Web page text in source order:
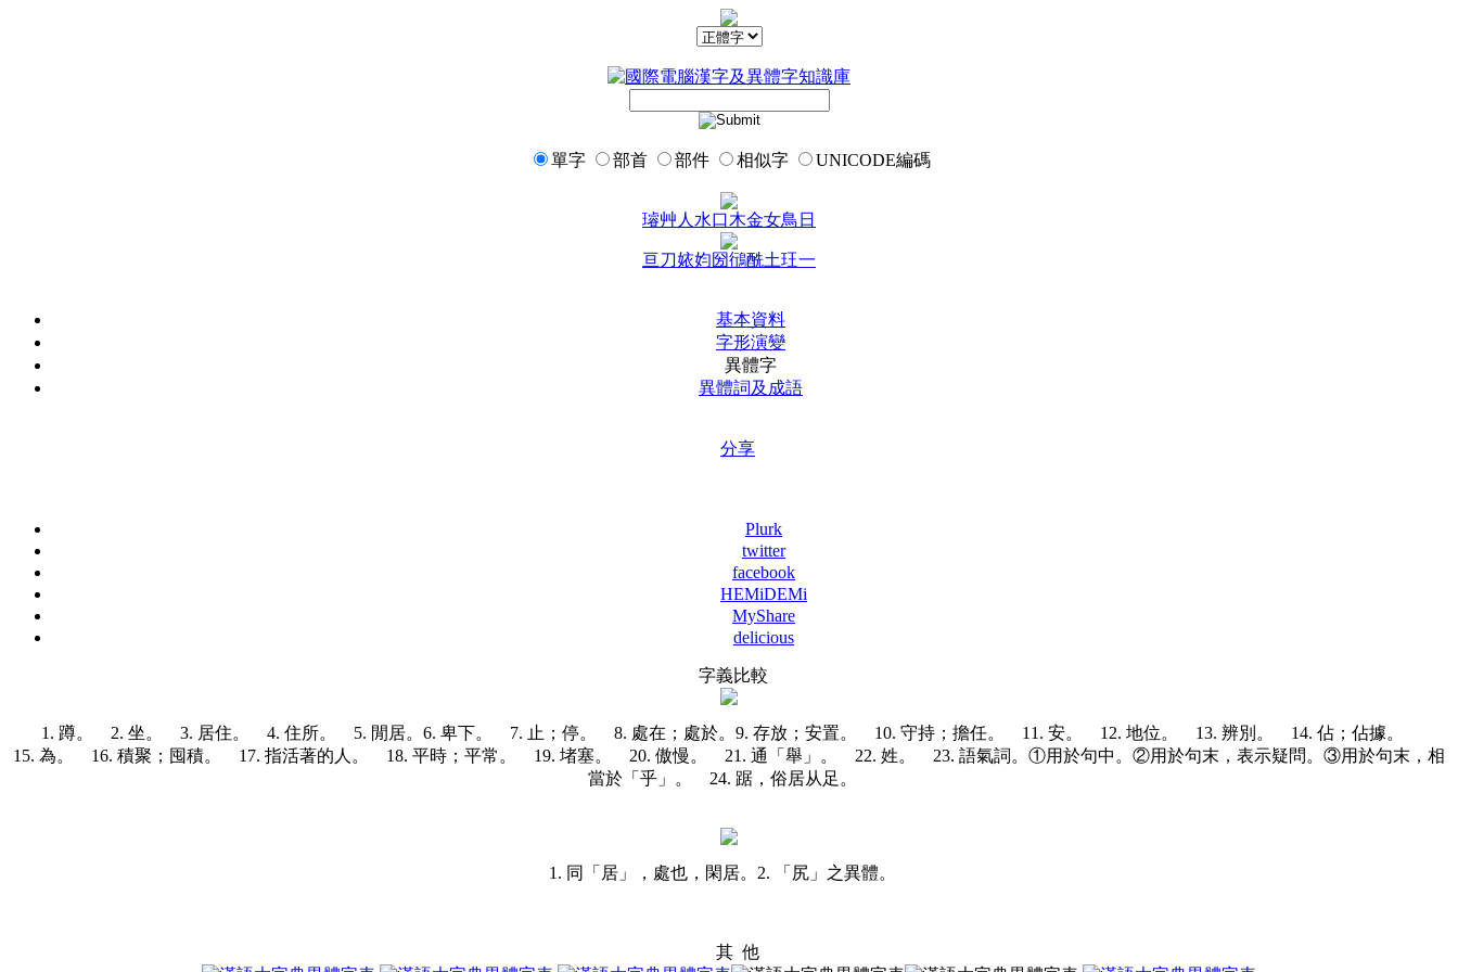
單字 部首 部件 相似字 UNICODE編碼
璿艸 人 水口木金女鳥 日
亘刀㛄㚬圀鴴酰土玨一
基本資料
字形演變
異體字
異體詞及成語
分享
Plurk
twitter
facebook
HEMiDEMi
MyShare
delicious
字義比較
1. 蹲。 2. 坐。 3. 居住。 4. 住所。 5. 閒居。 6. 卑下。 7. 止；停。 8. 處在；處於。 9. 存放；安置。 10. 守持；擔任。 11. 安。 12. 地位。 13. 辨別。 14. 佔；佔據。
15. 為。 16. 積聚；囤積。 17. 指活著的人。 18. 平時；平常。 19. 堵塞。 20. 傲慢。 21. 通「舉」。 22. 姓。 23. 語氣詞。①用於句中。②用於句末，表示疑問。③用於句末，相
當於「乎」。 24. 踞，俗居从足。
1. 同「居」，處也，閑居。 2. 「尻」之異體。
其 他